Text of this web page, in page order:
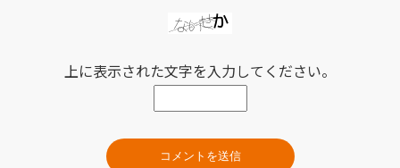
上に表示された文字を入力してください。